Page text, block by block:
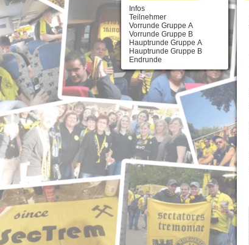
Infos
Teilnehmer
Vorrunde Gruppe A
Vorrunde Gruppe B
Hauptrunde Gruppe A
Hauptrunde Gruppe B
Endrunde